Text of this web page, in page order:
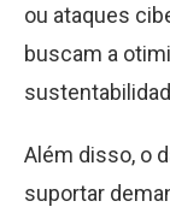
ou ataques
buscam a
Além disso, o
suportar